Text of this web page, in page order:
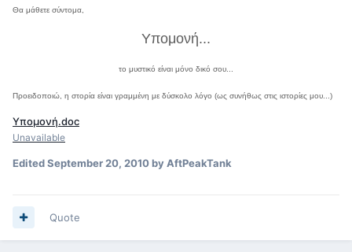
Θα μάθετε σύντομα,
Υπομονή...
το μυστικό είναι μόνο δικό σου...
Προειδοποιώ, η στορία είναι γραμμένη με δύσκολο λόγο (ως συνήθως στις ιστορίες μου...)
Υπομονή.doc
Unavailable
EditedSeptember 20, 2010by AftPeakTank
Quote